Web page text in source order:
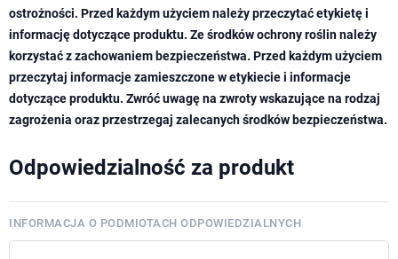
ostrożności. Przed każdym użyciem należy przeczytać etykietę i
informację dotyczące produktu. Ze środków ochrony roślin należy
korzystać z zachowaniem bezpieczeństwa. Przed każdym użyciem
przeczytaj informacje zamieszczone w etykiecie i informacje
dotyczące produktu. Zwróć uwagę na zwroty wskazujące na rodzaj
zagrożenia oraz przestrzegaj zalecanych środków bezpieczeństwa.
Odpowiedzialność za produkt
INFORMACJA O PODMIOTACH ODPOWIEDZIALNYCH